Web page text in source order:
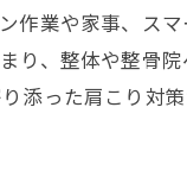
業や家事、スマ
、整体や整骨院
った肩こり対策